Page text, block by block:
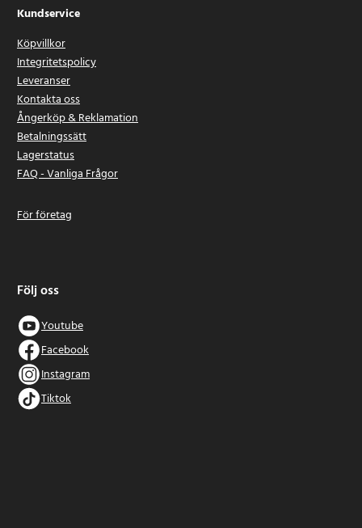
Kundservice
Köpvillkor
Integritetspolicy
Leveranser
Kontakta oss
Ångerköp & Reklamation
Betalningssätt
Lagerstatus
FAQ - Vanliga Frågor
För företag
Följ oss
Youtube
Facebook
Instagram
Tiktok